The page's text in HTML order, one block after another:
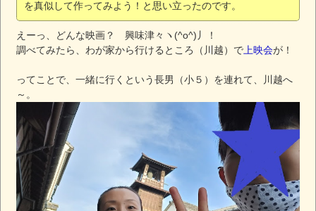
を真似して作ってみよう！と思い立ったのです。
えーっ、どんな映画？ 興味津々ヽ(^o^)丿！
調べてみたら、わが家から行けるところ（川越）で 上映会が！
ってことで、一緒に行くという長男（小５）を連れて、川越へ
～。